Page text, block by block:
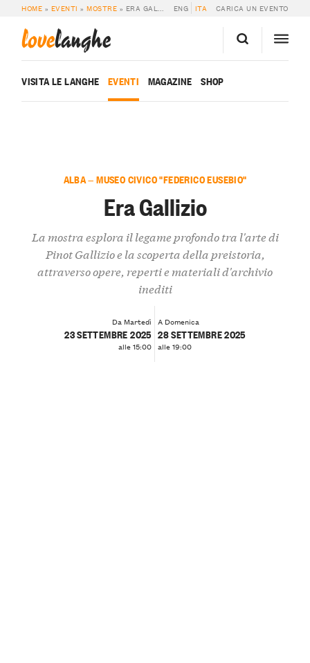
HOME » EVENTI »MOSTRE » ERA GALLIZIO ENG ITA CARICA UN EVENTO
lovelanghe
VISITA LE LANGHE EVENTI MAGAZINE SHOP
ALBA — MUSEO CIVICO "FEDERICO EUSEBIO"
Era Gallizio
La mostra esplora il legame profondo tra l'arte di
Pinot Gallizio e la scoperta della preistoria,
attraverso opere, reperti e materiali d'archivio
inediti
Da Martedì
23 SETTEMBRE 2025
alle 15:00
A Domenica
28 SETTEMBRE 2025
alle 19:00